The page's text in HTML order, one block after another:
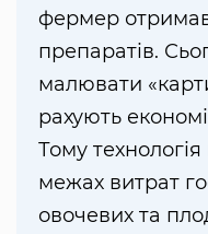
фермер
препаратів.
малювати
рахують
Тому
межах витрат
овочевих та